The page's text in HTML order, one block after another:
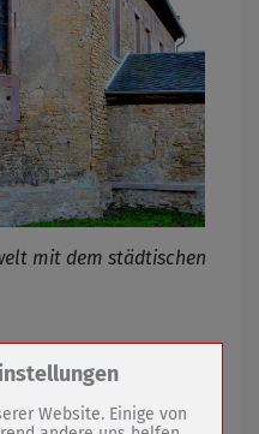
mit dem städtischen
Cookies /
Website. Einige von